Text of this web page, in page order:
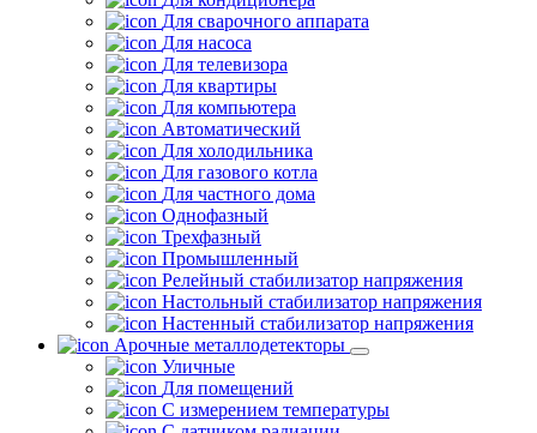
Для сварочного аппарата
Для насоса
Для телевизора
Для квартиры
Для компьютера
Автоматический
Для холодильника
Для газового котла
Для частного дома
Однофазный
Трехфазный
Промышленный
Релейный стабилизатор напряжения
Настольный стабилизатор напряжения
Настенный стабилизатор напряжения
Арочные металлодетекторы
Уличные
Для помещений
С измерением температуры